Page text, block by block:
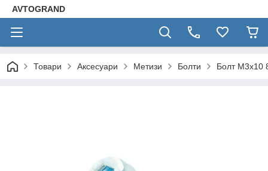
AVTOGRAND
Товари Аксесуари Метизи Болти Болт М3х10